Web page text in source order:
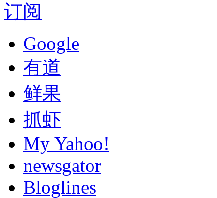
订阅
Google
有道
鲜果
抓虾
My Yahoo!
newsgator
Bloglines